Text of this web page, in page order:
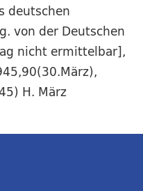
deutschen
von der Deutschen
nicht ermittelbar],
H. März